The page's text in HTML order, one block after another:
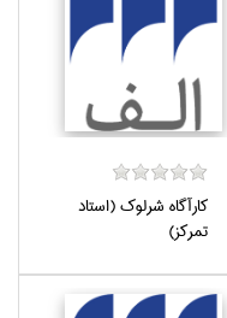
كارآگاه شرلوك (استاد
تمركز)